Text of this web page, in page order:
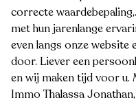
correcte
met hun jarenlange
even langs onze website
door. Liever een
en wij maken tijd voor u.
Immo Thalassa